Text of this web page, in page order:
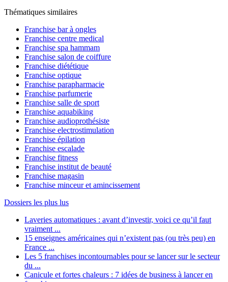
Thématiques similaires
Franchise bar à ongles
Franchise centre medical
Franchise spa hammam
Franchise salon de coiffure
Franchise diététique
Franchise optique
Franchise parapharmacie
Franchise parfumerie
Franchise salle de sport
Franchise aquabiking
Franchise audioprothésiste
Franchise electrostimulation
Franchise épilation
Franchise escalade
Franchise fitness
Franchise institut de beauté
Franchise magasin
Franchise minceur et amincissement
Dossiers les plus lus
Laveries automatiques : avant d’investir, voici ce qu’il faut
vraiment ...
15 enseignes américaines qui n’existent pas (ou très peu) en
France ...
Les 5 franchises incontournables pour se lancer sur le secteur
du ...
Canicule et fortes chaleurs : 7 idées de business à lancer en